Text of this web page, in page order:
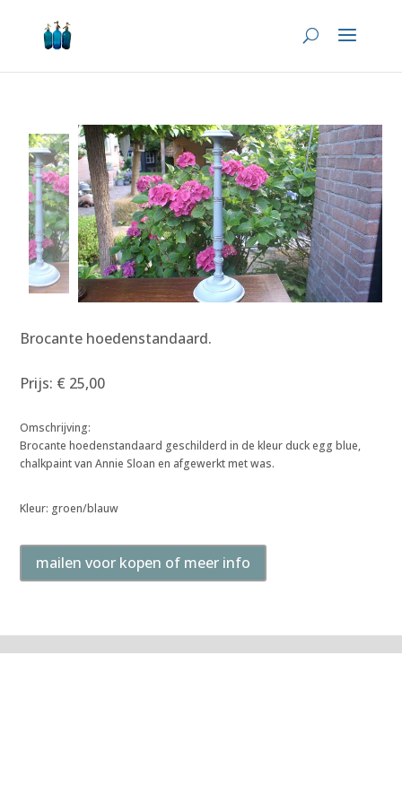
Brocante hoedenstandaard.
Prijs: € 25,00
Omschrijving:
Brocante hoedenstandaard geschilderd in de kleur duck egg blue,
chalkpaint van Annie Sloan en afgewerkt met was.
Kleur: groen/blauw
mailen voor kopen of meer info